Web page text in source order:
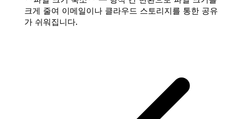
크게 줄여 이메일이나 클라우드 스토리지를 통한 공유
가 쉬워집니다.